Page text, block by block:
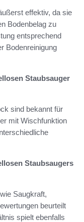
effektiv, da sie
Bodenbelag zu
entsprechend
Bodenreinigung
Staubsauger
sind bekannt für
mit Wischfunktion
Staubsaugers
Saugkraft,
beurteilt
spielt ebenfalls